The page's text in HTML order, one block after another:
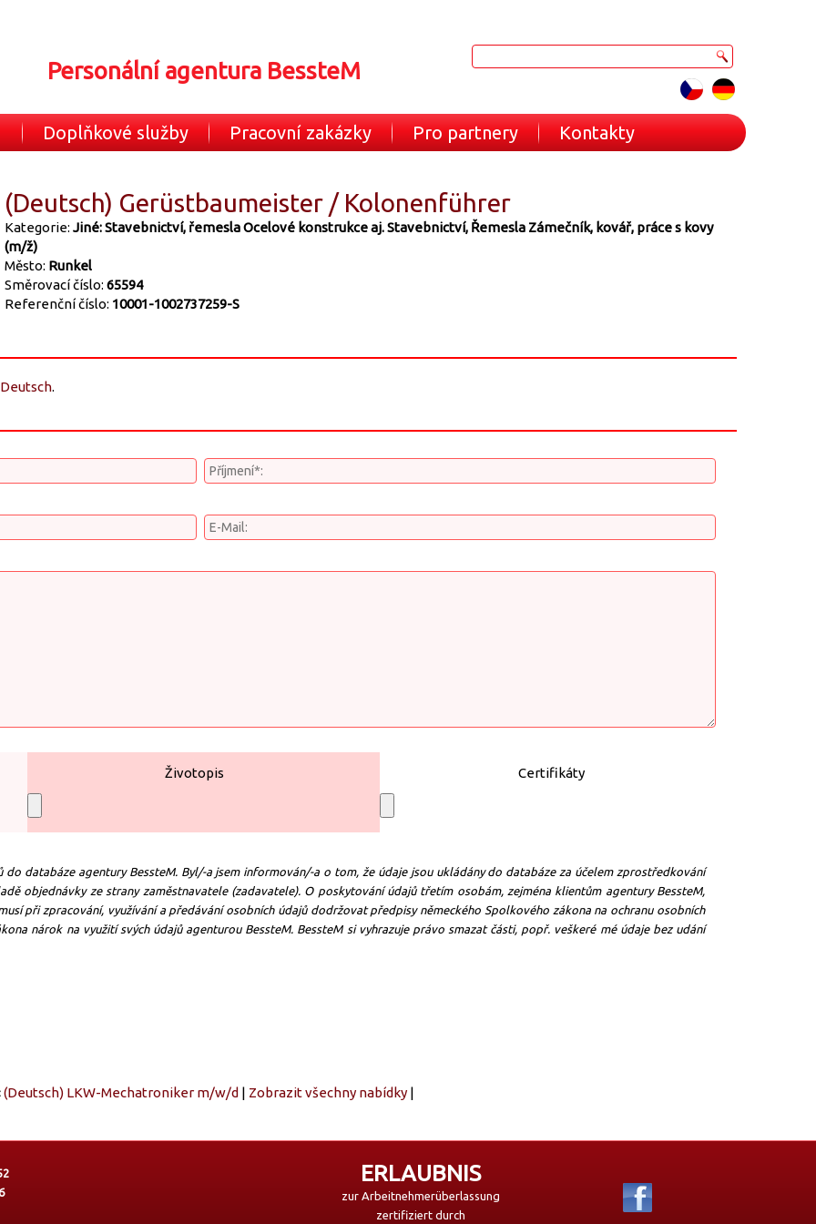
Personální agentura BessteM
Doplňkové služby Pracovní zakázky Pro partnery Kontakty
(Deutsch) Gerüstbaumeister / Kolonenführer
Kategorie: Jiné: Stavebnictví, řemeslaOcelové konstrukce aj.Stavebnictví, Řemesla Zámečník, kovář, práce s kovy
(m/ž)
Město: Runkel
Směrovací číslo: 65594
Referenční číslo: 10001-1002737259-S
Deutsch.
Životopis Certifikáty
do databáze agentury BessteM. Byl/-a jsem informován/-a o tom, že údaje jsou ukládány do databáze za účelem zprostředkování
objednávky ze strany zaměstnavatele (zadavatele). O poskytování údajů třetím osobám, zejména klientům agentury BessteM,
při zpracování, využívání a předávání osobních údajů dodržovat předpisy německého Spolkového zákona na ochranu osobních
nárok na využití svých údajů agenturou BessteM. BessteM si vyhrazuje právo smazat části, popř. veškeré mé údaje bez udání
(Deutsch) LKW-Mechatroniker m/w/d | Zobrazit všechny nabídky|
ERLAUBNIS
zur Arbeitnehmerüberlassung
zertifiziert durch